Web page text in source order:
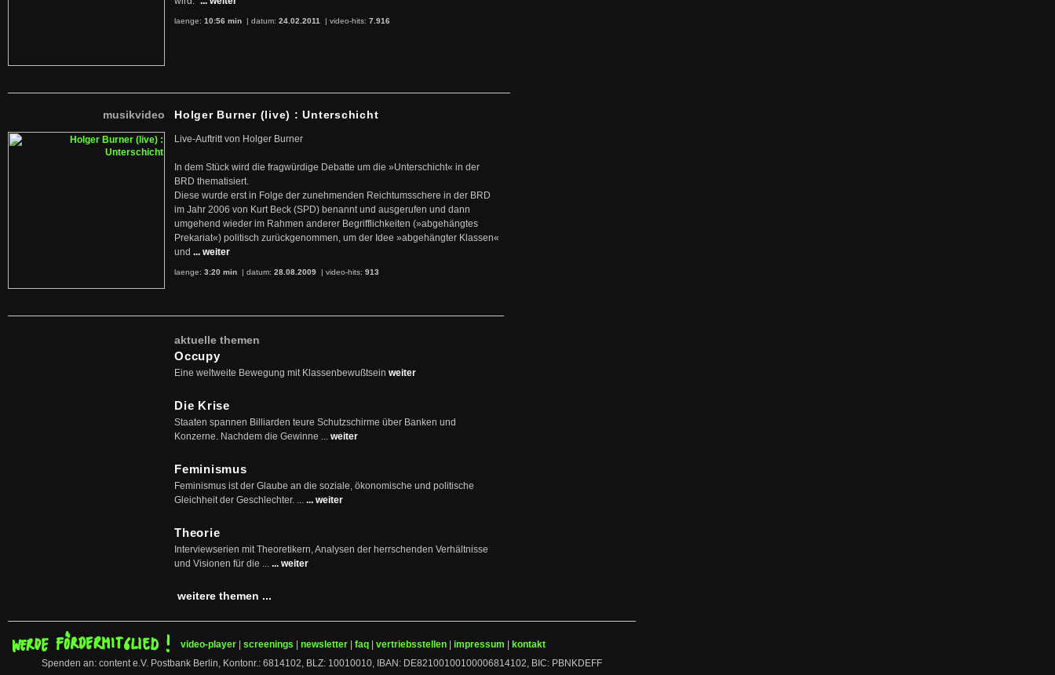
laenge: 10:56 min | datum: 24.02.2011 | video-hits: 7.916
musikvideo Holger Burner (live) : Unterschicht
Live-Auftritt von Holger Burner
In dem Stück wird die fragwürdige Debatte um die »Unterschicht« in der
BRD thematisiert.
Diese wurde erst in Folge der zunehmenden Reichtumsschere in der BRD
im Jahr 2006 von Kurt Beck (SPD) benannt und ausgerufen und dann
umgehend wieder im Rahmen anderer Begrifflichkeiten (»abgehängtes
Prekariat«) politisch zurückgenommen, um der Idee »abgehängter Klassen«
und ... weiter
laenge: 3:20 min | datum: 28.08.2009 | video-hits: 913
aktuelle themen
Occupy
Eine weltweite Bewegung mit Klassenbewußtsein weiter
Die Krise
Staaten spannen Billiarden teure Schutzschirme über Banken und
Konzerne. Nachdem die Gewinne ... weiter
Feminismus
Feminismus ist der Glaube an die soziale, ökonomische und politische
Gleichheit der Geschlechter. ... ... weiter
Theorie
Interviewserien mit Theoretikern, Analysen der herrschenden Verhältnisse
und Visionen für die ... ... weiter
weitere themen ...
video-player screenings newsletter faq vertriebsstellen impressum
kontakt
Spenden an: content e.V. Postbank Berlin, Kontonr.: 6814102, BLZ: 10010010, IBAN: DE82100100100006814102, BIC: PBNKDEFF